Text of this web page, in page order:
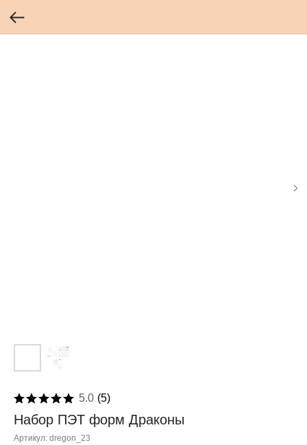
5.0 (5)
Набор ПЭТ форм Драконы
Артикул: dregon_23